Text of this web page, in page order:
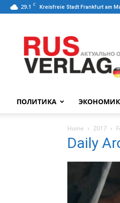
29.1 C Kreisfreie Stadt Frankfurt am
ПОЛИТИКА
Home 2017
Daily